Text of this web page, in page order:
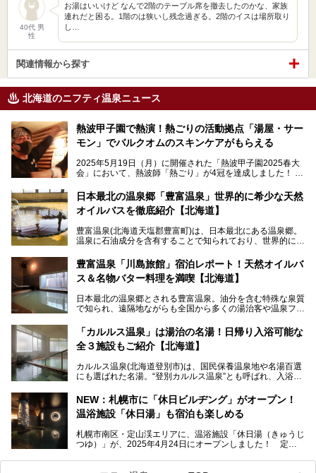
40代 男
性
お湯はいいけど なんで2階のテーブル席を撤去したのかな、家族
連れだと困る。1階のは狭いし残念過ぎる。2階のイスは場所取り
し…
関連情報から探す
北海道のニフティ温泉ニュース
熱波甲子園で熱演！熱ごりの活動拠点「湯屋・サー
モン」でバルクオムのスキンケアがもらえる
2025年5月19日（月）に開催された「熱波甲子園2025春大
会」において、熱波師「熱ごり」が4冠を達成しました！
動拠点である北海道の銭湯「湯屋・サーモン」にて、メンズ
スキンケアブランド バルクオムの「ONE DAY KIT」を数量
限定でプレゼントいたします。
で、ぜひお試しください。※6月13日配布開始、なくなり次
第終了
───
提供元：株式会社バルクオム【PR】
この記事は株式会社バルクオム商品のPR記事です。
日本最北の温泉郷「豊富温泉」世界的に希少な天然
オイルバスを徹底紹介【北海道】
豊富温泉(北海道天塩郡豊富町)は、日本最北にある温泉郷。
温泉に石油成分を含有することで知られており、世界的にも
に特効があると言われ、遠隔地ながらも全国から湯治・療養
目的で多くの人々が訪れます。
地体験し、独自の視点で豊富温泉の“天然オイルバス”をレポ
ート。温泉地概要や日帰り入浴施設をはじめ、宿泊施設・ア
豊富温泉「川島旅館」宿泊レポート！天然オイルバ
ス＆名物バター料理を満喫【北海道】
日本最北の温泉郷とされる豊富温泉。油分を含む特殊な泉質
で知られ、遠隔地ながらも全国から多くの湯治客や温泉ファ
「川島旅館」は、豊富温泉の開湯当初から営業する老舗旅
館。とりわけ温泉の良さと名物のバター料理に定評があり、
の温泉や料理をはじめ、パブリックスペース・客室など宿の
全貌を徹底的にご紹介します！
「カルルス温泉」は湯治の名湯！日帰り入浴可能な
全３施設もご紹介【北海道】
カルルス温泉(北海道登別市)は、国民保養温泉地や名湯百選
にも選ばれた名湯。“登別カルルス温泉”とも呼ばれ、入浴剤
豊かな登別温泉とは対照的な存在で、今も湯治場的な要素が
残る閑静な温泉地です。
地体験し、カルルス温泉をご紹介。温泉地の概要や泉質解説
をはじめ、日帰り入浴可能な全３施設の紹介・周辺観光・ア
NEW：札幌市に「休日ビルヂング」がオープン！
温浴施設「休日湯」も宿泊も楽しめる
札幌市南区・定山渓エリアに、温浴施設「休日湯（きゅうじ
つゆ）」が、2025年4月24日にオープンしました！ 定山
この施設は、温泉・サウナの「休日湯」・ラウンジの「THE